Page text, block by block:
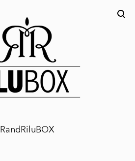
RandRiluBOX
Vaata ostukorvi